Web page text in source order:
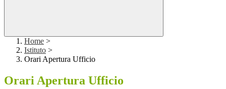
Home >
Istituto >
Orari Apertura Ufficio
Orari Apertura Ufficio